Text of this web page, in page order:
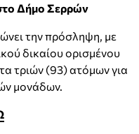
Δήμο Σερρών
την πρόσληψη, με
δικαίου ορισμένου
τριών (93) ατόμων για
μονάδων.